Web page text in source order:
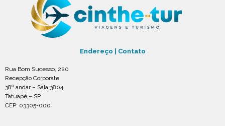
Endereço | Contato
Rua Bom Sucesso, 220
Recepção Corporate
38º andar – Sala 3804
Tatuapé – SP
CEP: 03305-000